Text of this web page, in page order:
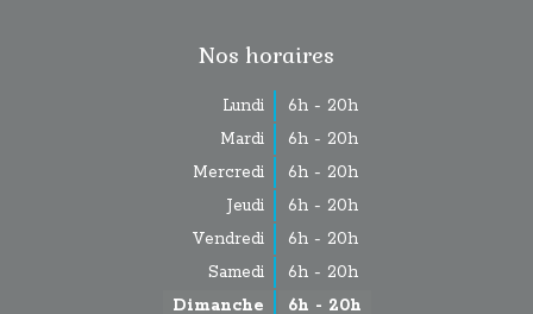
Nos horaires
Lundi
6h - 20h
Mardi
6h - 20h
Mercredi
6h - 20h
Jeudi
6h - 20h
Vendredi
6h - 20h
Samedi
6h - 20h
Dimanche
6h - 20h